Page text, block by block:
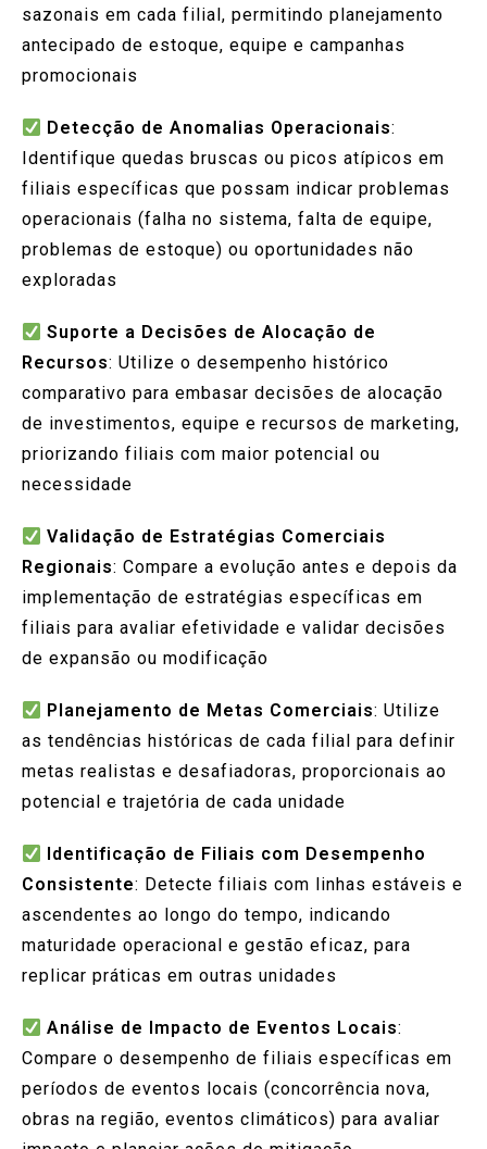
sazonais em cada filial, permitindo planejamento
antecipado de estoque, equipe e campanhas
promocionais
Detecção de Anomalias Operacionais:
Identifique quedas bruscas ou picos atípicos em
filiais específicas que possam indicar problemas
operacionais (falha no sistema, falta de equipe,
problemas de estoque) ou oportunidades não
exploradas
Suporte a Decisões de Alocação de
Recursos: Utilize o desempenho histórico
comparativo para embasar decisões de alocação
de investimentos, equipe e recursos de marketing,
priorizando filiais com maior potencial ou
necessidade
Validação de Estratégias Comerciais
Regionais: Compare a evolução antes e depois da
implementação de estratégias específicas em
filiais para avaliar efetividade e validar decisões
de expansão ou modificação
Planejamento de Metas Comerciais: Utilize
as tendências históricas de cada filial para definir
metas realistas e desafiadoras, proporcionais ao
potencial e trajetória de cada unidade
Identificação de Filiais com Desempenho
Consistente: Detecte filiais com linhas estáveis e
ascendentes ao longo do tempo, indicando
maturidade operacional e gestão eficaz, para
replicar práticas em outras unidades
Análise de Impacto de Eventos Locais:
Compare o desempenho de filiais específicas em
períodos de eventos locais (concorrência nova,
obras na região, eventos climáticos) para avaliar